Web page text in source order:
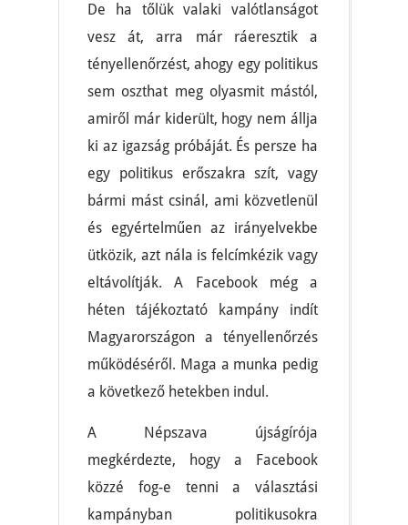
De ha tőlük valaki valótlanságot
vesz át, arra már ráeresztik a
tényellenőrzést, ahogy egy politikus
sem oszthat meg olyasmit mástól,
amiről már kiderült, hogy nem állja
ki az igazság próbáját. És persze ha
egy politikus erőszakra szít, vagy
bármi mást csinál, ami közvetlenül
és egyértelműen az irányelvekbe
ütközik, azt nála is felcímkézik vagy
eltávolítják. A Facebook még a
héten tájékoztató kampány indít
Magyarországon a tényellenőrzés
működéséről. Maga a munka pedig
a következő hetekben indul.
A Népszava újságírója
megkérdezte, hogy a Facebook
közzé fog-e tenni a választási
kampányban politikusokra